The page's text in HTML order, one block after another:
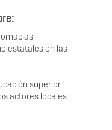
estatales en las
superior.
actores locales.